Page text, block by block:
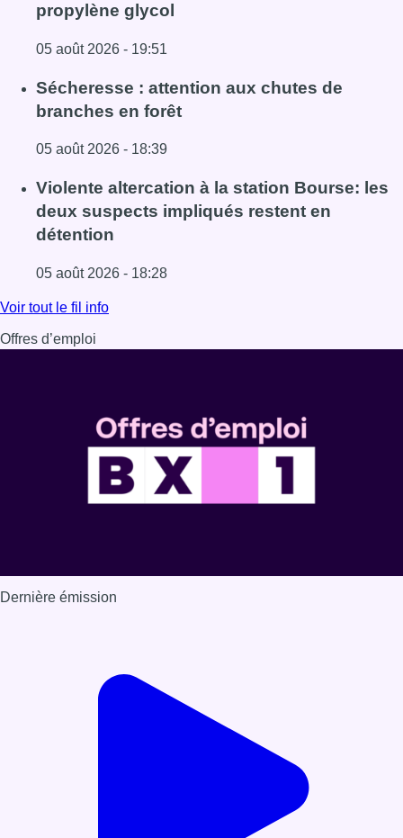
propylène glycol
05 août 2026 - 19:51
Lire l'article Le siège bruxellois d’AXA fermé plusieurs
Sécheresse : attention aux chutes de
branches en forêt
05 août 2026 - 18:39
Lire l'article Sécheresse : attention aux chutes de
Violente altercation à la station Bourse: les
deux suspects impliqués restent en
détention
05 août 2026 - 18:28
Lire l'article Violente altercation à la station Bourse: les
Voir tout le fil info
Offres d’emploi
Dernière émission